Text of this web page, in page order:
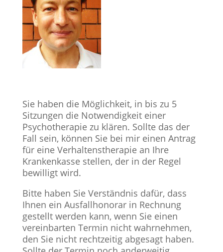
Sie haben die Möglichkeit, in bis zu 5
Sitzungen die Notwendigkeit einer
Psychotherapie zu klären. Sollte das der
Fall sein, können Sie bei mir einen Antrag
für eine Verhaltenstherapie an Ihre
Krankenkasse stellen, der in der Regel
bewilligt wird.
Bitte haben Sie Verständnis dafür, dass
Ihnen ein Ausfallhonorar in Rechnung
gestellt werden kann, wenn Sie einen
vereinbarten Termin nicht wahrnehmen,
den Sie nicht rechtzeitig abgesagt haben.